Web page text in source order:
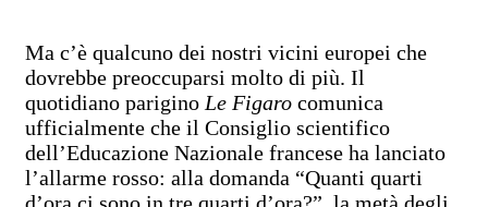
Ma c’è qualcuno dei nostri vicini europei che
dovrebbe preoccuparsi molto di più. Il
quotidiano parigino Le Figaro comunica
ufficialmente che il Consiglio scientifico
dell’Educazione Nazionale francese ha lanciato
l’allarme rosso: alla domanda “Quanti quarti